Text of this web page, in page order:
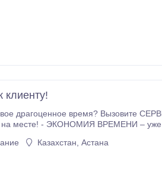
драгоценное время? Вызовите
месте! - ЭКОНОМИЯ ВРЕМЕНИ – уже в
Казахстан, Астана